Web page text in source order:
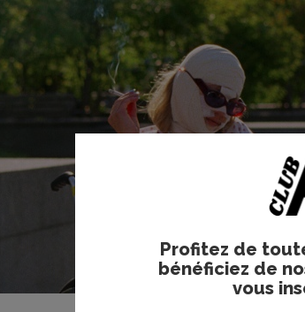
Profitez de
bénéficiez de
vous